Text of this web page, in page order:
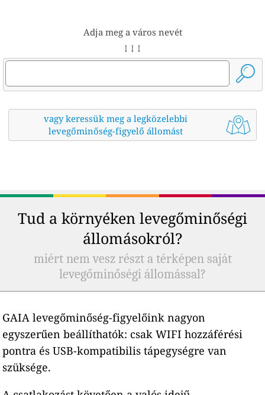
Adja meg a város nevét
↓ ↓ ↓
vagy keressük meg a legközelebbi
levegőminőség-figyelő állomást
Tud a környéken levegőminőségi
állomásokról?
miért nem vesz részt a térképen saját
levegőminőségi állomással?
GAIA levegőminőség-figyelőink nagyon
egyszerűen beállíthatók: csak WIFI hozzáférési
pontra és USB-kompatibilis tápegységre van
szüksége.